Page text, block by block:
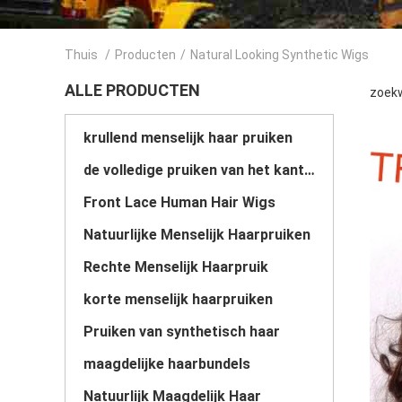
Thuis / Producten / Natural Looking Synthetic Wigs
ALLE PRODUCTEN
krullend menselijk haar pruiken
de volledige pruiken van het kant menselijke haar
Front Lace Human Hair Wigs
Natuurlijke Menselijk Haarpruiken
Rechte Menselijk Haarpruik
korte menselijk haarpruiken
Pruiken van synthetisch haar
maagdelijke haarbundels
Natuurlijk Maagdelijk Haar